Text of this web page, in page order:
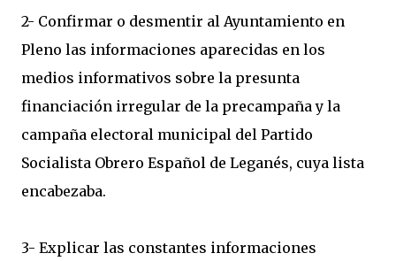
2- Confirmar o desmentir al Ayuntamiento en
Pleno las informaciones aparecidas en los
medios informativos sobre la presunta
financiación irregular de la precampaña y la
campaña electoral municipal del Partido
Socialista Obrero Español de Leganés, cuya lista
encabezaba.
3- Explicar las constantes informaciones